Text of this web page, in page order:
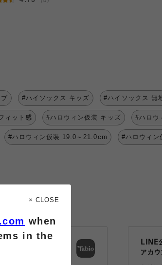
#ハイソックス キッズ #ハイソックス 無
ィット感 #ハロウィン仮装 キッズ #ハロウ
#ハロウィン仮装 19.0～21.0cm #ハロウィン
LINE
アカウ
× CLOSE
when
in the